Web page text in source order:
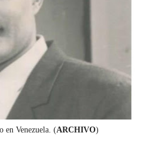
en Venezuela. (ARCHIVO)